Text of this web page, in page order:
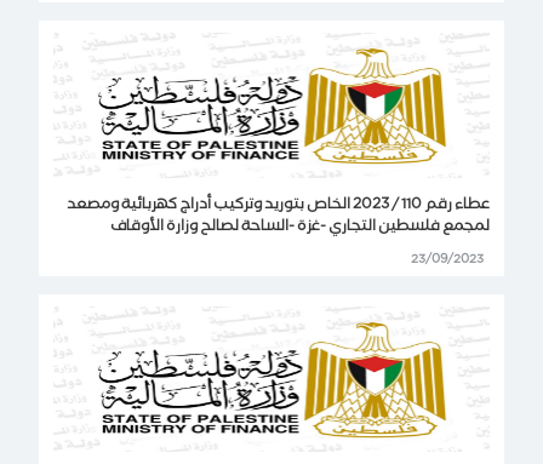
عطاء رقم 110 / 2023 الخاص بتوريد وتركيب أدراج كهربائية ومصعد
لمجمع فلسطين التجاري -غزة -الساحة لصالح وزارة الأوقاف
23/09/2023